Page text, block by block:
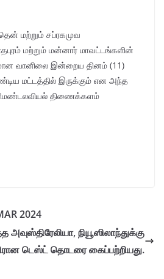
மற்றும் சப்ரகமுவ
மற்றும் மன்னார் மாவட்டங்களின்
வானிலை இன்றைய தினம் (11)
மட்டத்தில் இருக்கும் என அந்த
திணைக்களம்
2024
அவுஸ்திரேலியா, நியூஸிலாந்துக்கு
டெஸ்ட் தொடரை கைப்பற்றியது.